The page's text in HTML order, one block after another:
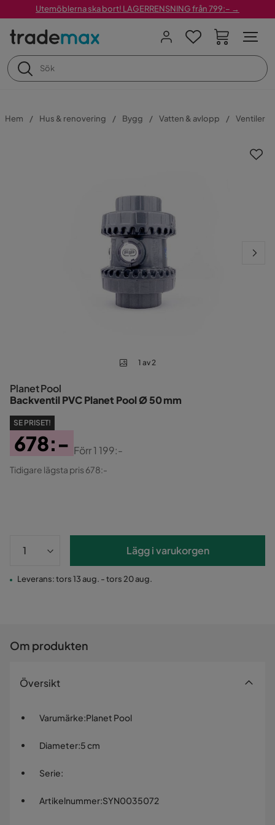
Utemöblerna ska bort! LAGERRENSNING från 799:– →
Hem Hus & renovering Bygg Vatten & avlopp Ventiler
1 av 2
Planet Pool
Backventil PVC Planet Pool Ø 50 mm
SE PRISET!
Pris
678:-
Original
Förr1 199:-
Tidigare lägsta pris 678:-
Lägg i varukorgen
Leverans: tors 13 aug. - tors 20 aug.
Om produkten
Översikt
Varumärke:Planet Pool
Diameter:5 cm
Serie:
Artikelnummer:SYN0035072